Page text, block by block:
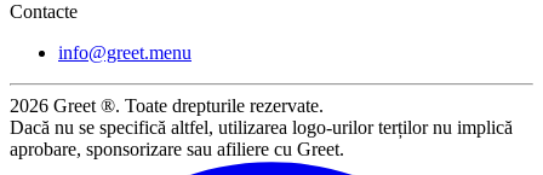
Contacte
info@greet.menu
2026 Greet ®. Toate drepturile rezervate.
Dacă nu se specifică altfel, utilizarea logo-urilor terților nu implică
aprobare, sponsorizare sau afiliere cu Greet.